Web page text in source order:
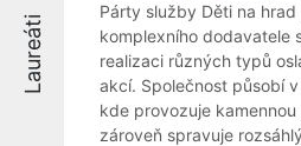
Laureáti
Párty služby Děti na
komplexního dodavatele
realizaci různých typů
akcí. Společnost působí
kde provozuje kamennou
zároveň spravuje